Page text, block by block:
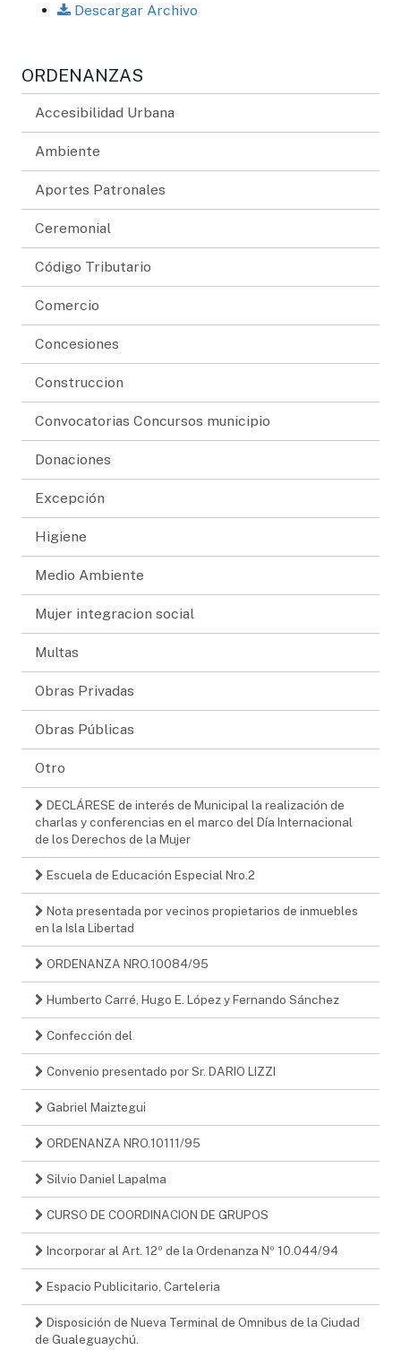
Descargar Archivo
ORDENANZAS
Accesibilidad Urbana
Ambiente
Aportes Patronales
Ceremonial
Código Tributario
Comercio
Concesiones
Construccion
Convocatorias Concursos municipio
Donaciones
Excepción
Higiene
Medio Ambiente
Mujer integracion social
Multas
Obras Privadas
Obras Públicas
Otro
DECLÁRESE de interés de Municipal la realización de
charlas y conferencias en el marco del Día Internacional
de los Derechos de la Mujer
Escuela de Educación Especial Nro.2
Nota presentada por vecinos propietarios de inmuebles
en la Isla Libertad
ORDENANZA NRO.10084/95
Humberto Carré, Hugo E. López y Fernando Sánchez
Confección del
Convenio presentado por Sr. DARIO LIZZI
Gabriel Maiztegui
ORDENANZA NRO.10111/95
Silvio Daniel Lapalma
CURSO DE COORDINACION DE GRUPOS
Incorporar al Art. 12º de la Ordenanza Nº 10.044/94
Espacio Publicitario, Carteleria
Disposición de Nueva Terminal de Omnibus de la Ciudad
de Gualeguaychú.